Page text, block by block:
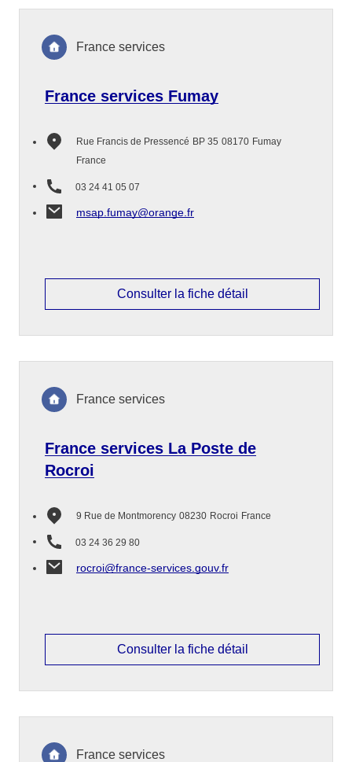
France services Fumay
Rue Francis de Pressencé BP 35 08170 Fumay
France
03 24 41 05 07
msap.fumay@orange.fr
France services
Consulter la fiche détail
France services La Poste de
Rocroi
9 Rue de Montmorency 08230 Rocroi France
03 24 36 29 80
rocroi@france-services.gouv.fr
France services
Consulter la fiche détail
France services